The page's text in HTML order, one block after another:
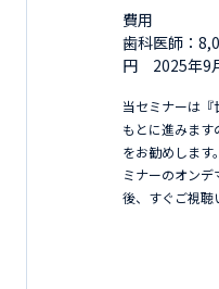
費用
歯科医師：
円 2025年9
当セミナーは
もとに進みます
をお勧めしま
ミナーのオンデ
後、すぐご視聴